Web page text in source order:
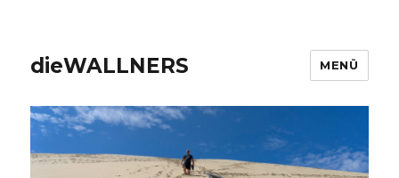
dieWALLNERS MENÜ